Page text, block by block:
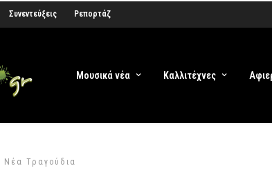
Συνεντεύξεις Ρεπορτάζ
Μουσικά νέα Καλλιτέχνες
Νέα Τραγούδια